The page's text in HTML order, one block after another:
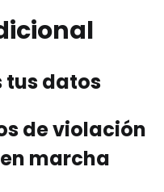
tus datos
de violación
marcha